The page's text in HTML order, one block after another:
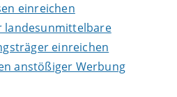
einreichen
landesunmittelbare
einreichen
anstößiger Werbung